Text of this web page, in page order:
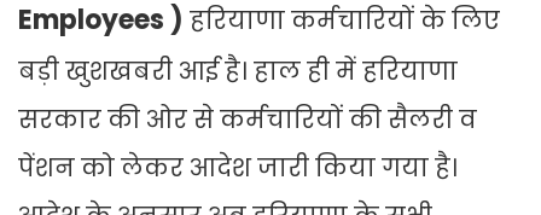
Employees ) हरियाणा कर्मचारियों के लिए
बड़ी खुशखबरी आई है। हाल ही में हरियाणा
सरकार की ओर से कर्मचारियों की सैलरी व
पेंशन को लेकर आदेश जारी किया गया है।